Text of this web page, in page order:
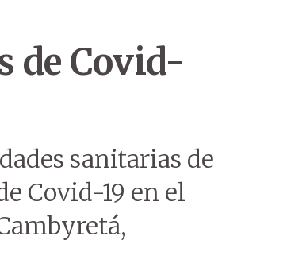
de Covid-
sanitarias de
Covid-19 en el